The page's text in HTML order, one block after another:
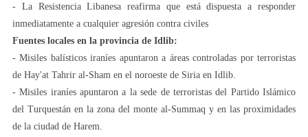
- La Resistencia Libanesa reafirma que está dispuesta a responder
inmediatamente a cualquier agresión contra civiles
Fuentes locales en la provincia de Idlib:
- Misiles balísticos iraníes apuntaron a áreas controladas por terroristas
de Hay'at Tahrir al-Sham en el noroeste de Siria en Idlib.
- Misiles iraníes apuntaron a la sede de terroristas del Partido Islámico
del Turquestán en la zona del monte al-Summaq y en las proximidades
de la ciudad de Harem.